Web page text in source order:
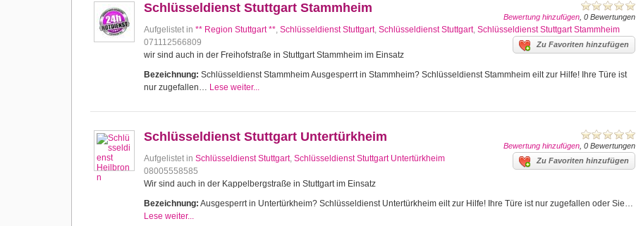
Bewertung hinzufügen , 0 Bewertungen
Schlüsseldienst Stuttgart Stammheim
Aufgelistet in ** Region Stuttgart **, Schlüsseldienst Stuttgart, Schlüsseldienst Stuttgart, Schlüsseldienst Stuttgart Stammheim
Zu Favoriten hinzufügen
071112566809
wir sind auch in der Freihofstraße in Stuttgart Stammheim im Einsatz
Bezeichnung: Schlüsseldienst Stammheim Ausgesperrt in Stammheim? Schlüsseldienst Stammheim eilt zur Hilfe! Ihre Türe ist
nur zugefallen… Lese weiter...
Bewertung hinzufügen , 0 Bewertungen
Schlüsseldienst Stuttgart Untertürkheim
Aufgelistet in Schlüsseldienst Stuttgart, Schlüsseldienst Stuttgart Untertürkheim Zu Favoriten hinzufügen
08005558585
Wir sind auch in der Kappelbergstraße in Stuttgart im Einsatz
Bezeichnung: Ausgesperrt in Untertürkheim? Schlüsseldienst Untertürkheim eilt zur Hilfe! Ihre Türe ist nur zugefallen oder Sie…
Lese weiter...